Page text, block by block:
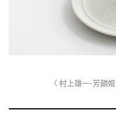
〈 村上雄一-芳韻